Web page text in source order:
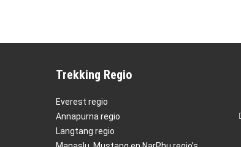
Trekking Regio
Everest regio
Annapurna regio
Langtang regio